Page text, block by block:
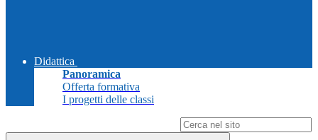
Didattica
Panoramica
Offerta formativa
I progetti delle classi